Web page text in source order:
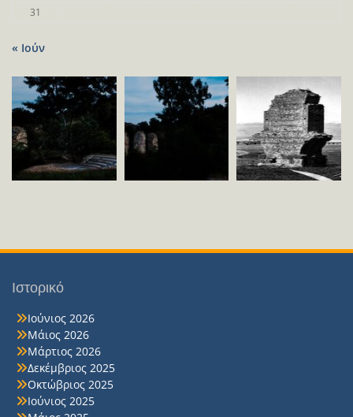
31
« Ιούν
Ιστορικό
Ιούνιος 2026
Μάιος 2026
Μάρτιος 2026
Δεκέμβριος 2025
Οκτώβριος 2025
Ιούνιος 2025